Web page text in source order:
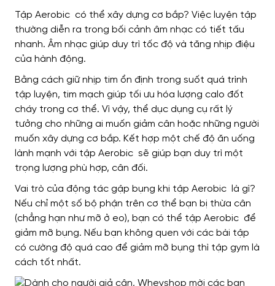
Tập Aerobic có thể xây dựng cơ bắp? Việc luyện tập
thường diễn ra trong bối cảnh âm nhạc có tiết tấu
nhanh. Âm nhạc giúp duy trì tốc độ và tăng nhịp điệu
của hành động.
Bằng cách giữ nhịp tim ổn định trong suốt quá trình
tập luyện, tim mạch giúp tối ưu hóa lượng calo đốt
cháy trong cơ thể. Vì vậy, thể dục dụng cụ rất lý
tưởng cho những ai muốn giảm cân hoặc những người
muốn xây dựng cơ bắp. Kết hợp một chế độ ăn uống
lành mạnh với tập Aerobic sẽ giúp bạn duy trì một
trọng lượng phù hợp, cân đối.
Vai trò của động tác gập bụng khi tập Aerobic là gì?
Nếu chỉ một số bộ phận trên cơ thể bạn bị thừa cân
(chẳng hạn như mỡ ở eo), bạn có thể tập Aerobic để
giảm mỡ bụng. Nếu bạn không quen với các bài tập
có cường độ quá cao để giảm mỡ bụng thì tập gym là
cách tốt nhất.